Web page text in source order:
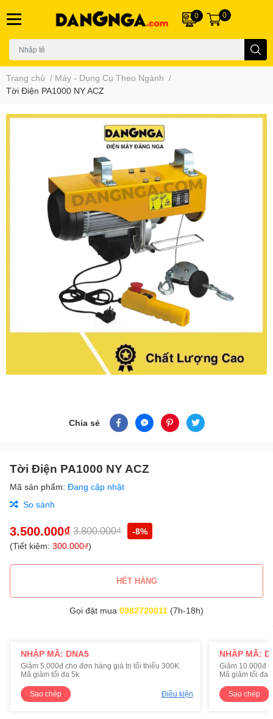
0 0
Trang chủ / Máy - Dụng Cụ Theo Ngành /
Tời Điện PA1000 NY ACZ
Chia sẻ
Tời Điện PA1000 NY ACZ
Mã sản phẩm: Đang cập nhật
So sánh
3.500.000₫ 3.800.000₫
-8%
(Tiết kiệm: 300.000₫)
HẾT HÀNG
Gọi đặt mua 0982720011 (7h-18h)
NHẬP MÃ: DNA5
Giảm 5.000đ cho đơn hàng giá trị tối thiểu 300K.
Mã giảm tối đa 5k
Sao chép Điều kiện
NHẬP MÃ:
Giảm 10.000đ
Mã giảm tối đa
Sao chép